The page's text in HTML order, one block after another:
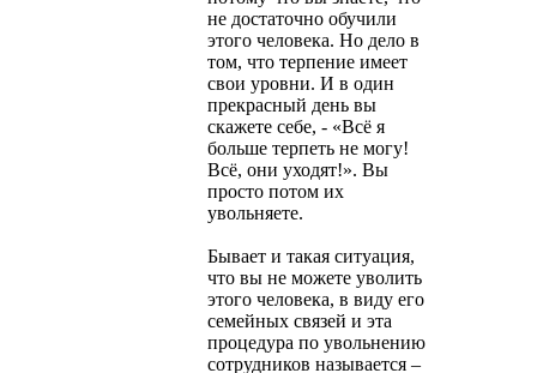
не достаточно обучили
этого человека. Но дело в
том, что терпение имеет
свои уровни. И в один
прекрасный день вы
скажете себе, - «Всё я
больше терпеть не могу!
Всё, они уходят!». Вы
просто потом их
увольняете.
Бывает и такая ситуация,
что вы не можете уволить
этого человека, в виду его
семейных связей и эта
процедура по увольнению
сотрудников называется –